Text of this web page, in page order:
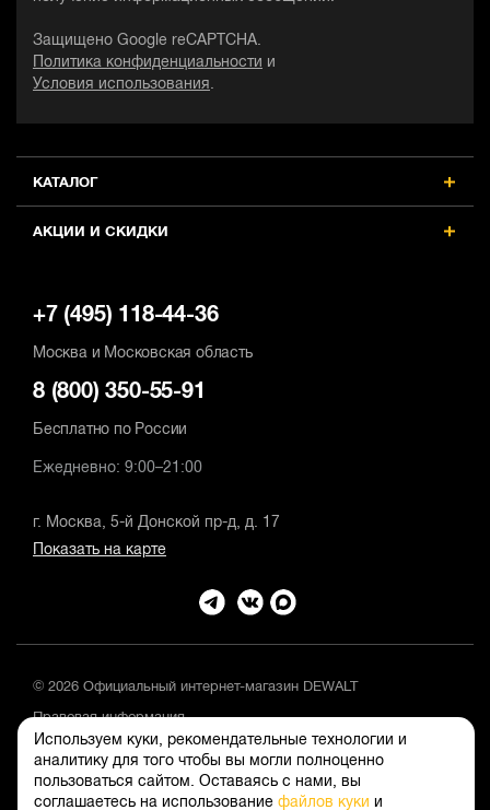
Используем куки, рекомендательные технологии и
аналитику для того чтобы вы могли полноценно
пользоваться сайтом. Оставаясь с нами, вы
соглашаетесь на использование файлов куки и
КАТАЛОГ
АКЦИИ И СКИДКИ
Защищено Google reCAPTCHA.
Политика конфиденциальности и
Условия использования.
+7 (495) 118-44-36
Москва и Московская область
8 (800) 350-55-91
Бесплатно по России
Ежедневно: 9:00–21:00
г. Москва, 5-й Донской пр-д, д. 17
Показать на карте
© 2026 Официальный интернет-магазин DEWALT
Правовая информация
Положение об обработке и защите персональных данных